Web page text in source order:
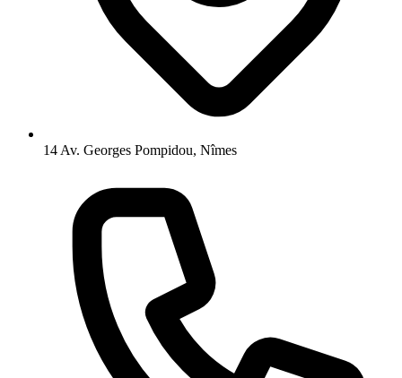
14 Av. Georges Pompidou, Nîmes